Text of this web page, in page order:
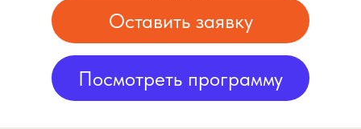
Посмотреть программу
Оставить заявку
РЕЗУЛЬТАТЫ ПОСЛЕ
КУРСА
«ФУНКЦИОНАЛЬНАЯ
АНАТОМИЯ